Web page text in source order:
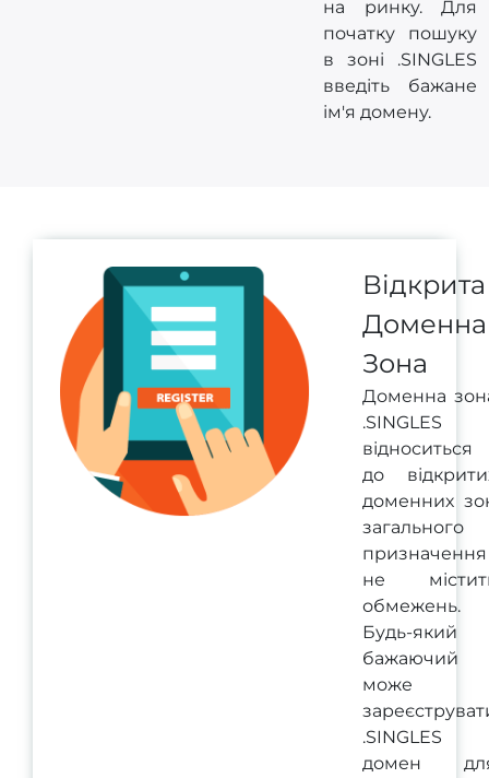
на ринку. Для
початку пошуку
в зоні .SINGLES
введіть бажане
ім'я домену.
Відкрита
Доменна
Зона
Доменна
.SINGLES
відноситься
до
доменних
загального
призначення
не
обмежень.
Будь-який
бажаючий
може
.SINGLES
домен